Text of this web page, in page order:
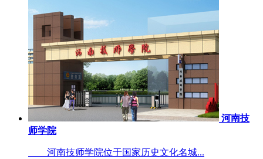
河南技
师学院
河南技师学院位于国家历史文化名城...